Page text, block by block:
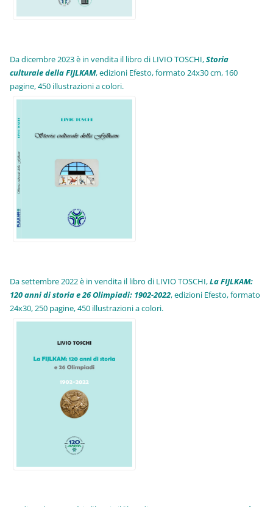
Da dicembre 2023 è in vendita il libro di LIVIO TOSCHI,Storia
culturale della FIJLKAM, edizioni Efesto, formato 24x30 cm, 160
pagine, 450 illustrazioni a colori.
Da settembre 2022 è in vendita il libro di LIVIO TOSCHI,La FIJLKAM:
120 anni di storia e 26 Olimpiadi: 1902-2022, edizioni Efesto, formato
24x30, 250 pagine, 450 illustrazioni a colori.